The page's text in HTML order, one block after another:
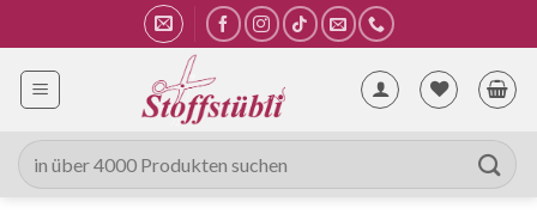
Inhalt
springen
Suche
nach: